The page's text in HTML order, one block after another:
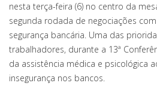
nesta terça-feira (6) no centro da
segunda rodada de negociações
segurança bancária. Uma das
trabalhadores, durante a 13ª
da assistência médica e psicológica
insegurança nos bancos.